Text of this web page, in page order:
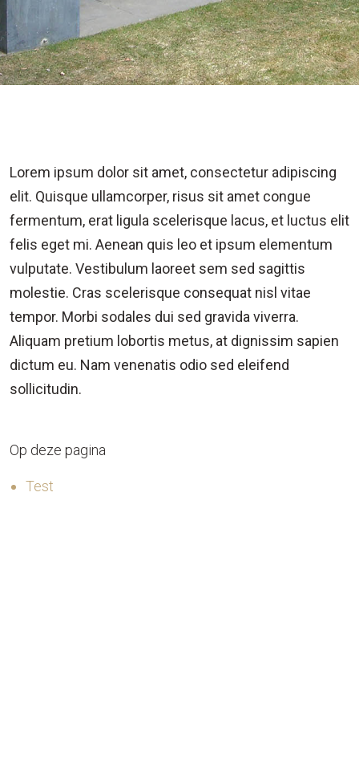
Lorem ipsum dolor sit amet, consectetur adipiscing
elit. Quisque ullamcorper, risus sit amet congue
fermentum, erat ligula scelerisque lacus, et luctus elit
felis eget mi. Aenean quis leo et ipsum elementum
vulputate. Vestibulum laoreet sem sed sagittis
molestie. Cras scelerisque consequat nisl vitae
tempor. Morbi sodales dui sed gravida viverra.
Aliquam pretium lobortis metus, at dignissim sapien
dictum eu. Nam venenatis odio sed eleifend
sollicitudin.
Op deze pagina
Test